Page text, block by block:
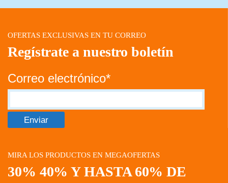
OFERTAS EXCLUSIVAS EN TU CORREO
Regístrate a nuestro boletín
Correo electrónico*
MIRA LOS PRODUCTOS EN MEGAOFERTAS
30% 40% Y HASTA 60% DE